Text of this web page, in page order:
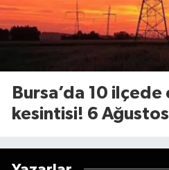
Bursa’da 10
kesintisi! 6